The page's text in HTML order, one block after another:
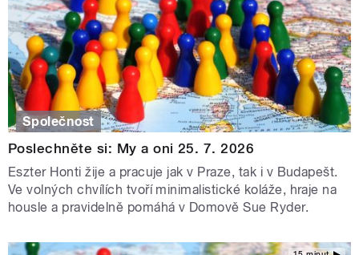
Společnost
Poslechněte si: My a oni 25. 7. 2026
Eszter Honti žije a pracuje jak v Praze, tak i v Budapešt.
Ve volných chvílích tvoří minimalistické koláže, hraje na
housle a pravidelně pomáhá v Domově Sue Ryder.